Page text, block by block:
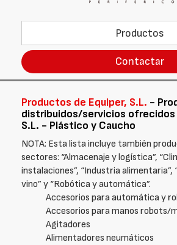
Productos
Contactar
Productos de Equiper, S.L. -
distribuidos/servicios ofrecidos
S.L. - Plástico y Caucho
NOTA: Esta lista incluye también
sectores: “Almacenaje y logística”,
instalaciones”, “Industria alimentaria”,
vino” y “Robótica y automática”.
Accesorios para automática y
Accesorios para manos robots/
Agitadores
Alimentadores neumáticos